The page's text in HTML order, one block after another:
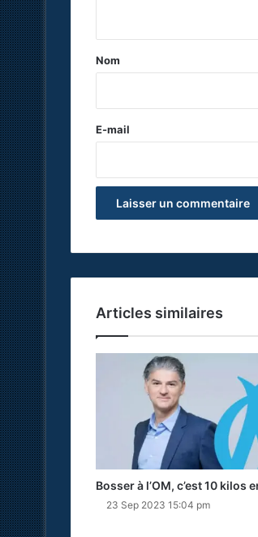
a
e
Nom
E-mail
Articles similaires
Bosser à l’OM, c’est 10 kilos
23 Sep 2023 15:04 pm